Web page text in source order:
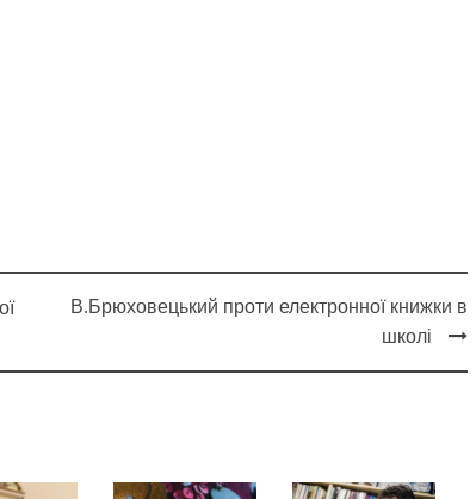
В.Брюховецький проти електронної книжки в
школі